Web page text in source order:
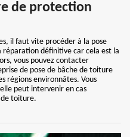
de protection
il faut vite procéder à la pose
définitive car cela est la
vous pouvez contacter
de pose de bâche de toiture
régions environnâtes. Vous
peut intervenir en cas
de toiture.